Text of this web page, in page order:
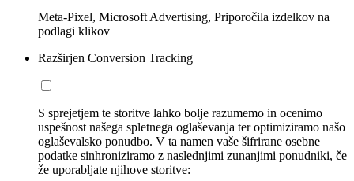
Meta-Pixel, Microsoft Advertising, Priporočila izdelkov na
podlagi klikov
Razširjen Conversion Tracking
S sprejetjem te storitve lahko bolje razumemo in ocenimo
uspešnost našega spletnega oglaševanja ter optimiziramo našo
oglaševalsko ponudbo. V ta namen vaše šifrirane osebne
podatke sinhroniziramo z naslednjimi zunanjimi ponudniki, če
že uporabljate njihove storitve: